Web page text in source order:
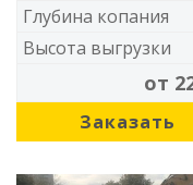
Глубина копания
Высота выгрузки
от
Заказать